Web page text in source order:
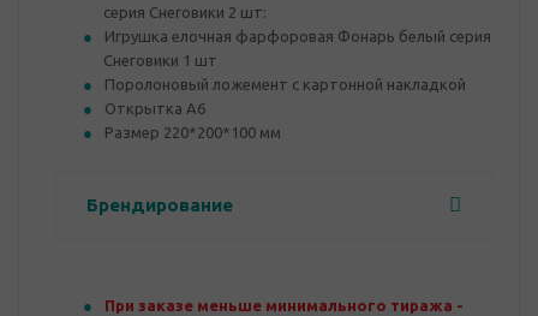
серия Снеговики 2 шт:
Игрушка елочная фарфоровая Фонарь белый серия
Снеговики 1 шт
Поролоновый ложемент с картонной накладкой
Открытка А6
Размер 220*200*100 мм
Брендирование
При заказе меньше минимального тиража -